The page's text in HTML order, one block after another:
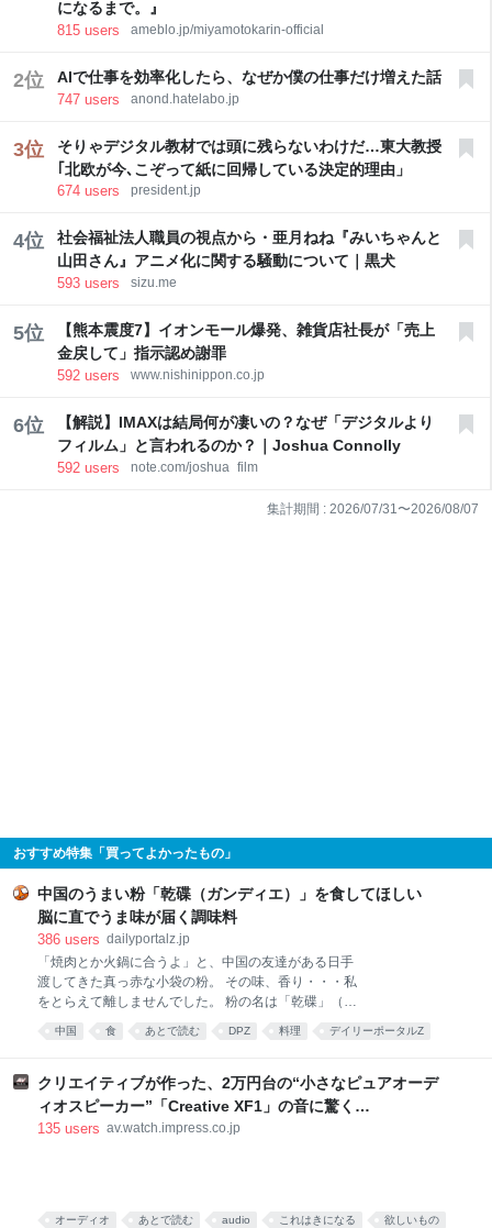
になるまで。』
815 users ameblo.jp/miyamotokarin-official
2位 AIで仕事を効率化したら、なぜか僕の仕事だけ増えた話
747 users anond.hatelabo.jp
3位
そりゃデジタル教材では頭に残らないわけだ…東大教授
｢北欧が今､こぞって紙に回帰している決定的理由」
674 users president.jp
4位
社会福祉法人職員の視点から・亜月ねね『みいちゃんと
山田さん』アニメ化に関する騒動について｜黒犬
593 users sizu.me
5位
【熊本震度7】イオンモール爆発、雑貨店社長が「売上
金戻して」指示認め謝罪
592 users www.nishinippon.co.jp
6位
【解説】IMAXは結局何が凄いの？なぜ「デジタルより
フィルム」と言われるのか？｜Joshua Connolly
592 users note.com/joshua_film
集計期間 : 2026/07/31 〜2026/08/07
おすすめ特集「買ってよかったもの」
中国のうまい粉「乾碟（ガンディエ）」を食してほしい
脳に直でうま味が届く調味料
386 users dailyportalz.jp
「焼肉とか火鍋に合うよ」と、中国の友達がある日手
渡してきた真っ赤な小袋の粉。 その味、香り・・・私
をとらえて離しませんでした。 粉の名は「乾碟」（ガ
た、脳に直でうま味が届く調味料です。 そんな乾碟を
した。 真っ赤な小袋に入った粉 大学院生のころ、中国
の東北地方から来た留学生の女の子と仲良くなりまし
た。 彼女は辛い物が大好き。「日本には辛い食べ物が
ない」と、中国のショッピングサイト「淘宝」（タオ
キャラの描かれた、真っ赤な小袋をくれました。 なん
中国 食 あとで読む DPZ 料理 デイリーポータルZ
クリエイティブが作った、2万円台の“小さなピュアオーデ
ィオスピーカー”「Creative XF1」の音に驚く
[Sponsored]
135 users av.watch.impress.co.jp
オーディオ あとで読む audio これはきになる 欲しいもの